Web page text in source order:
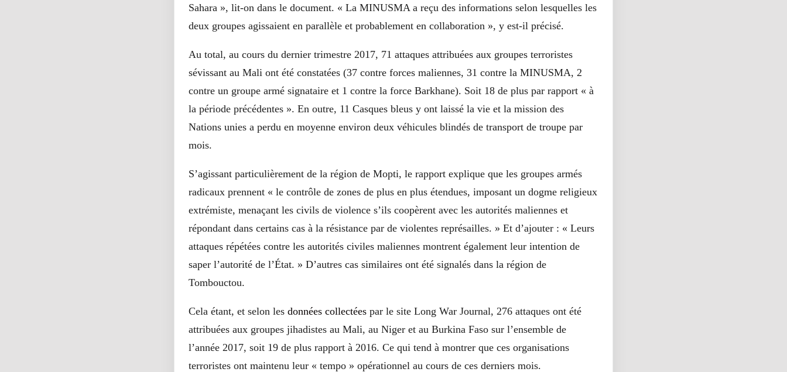
Sahara », lit-on dans le document. « La MINUSMA a reçu des informations selon lesquelles les
deux groupes agissaient en parallèle et probablement en collaboration », y est-il précisé.
Au total, au cours du dernier trimestre 2017, 71 attaques attribuées aux groupes terroristes
sévissant au Mali ont été constatées (37 contre forces maliennes, 31 contre la MINUSMA, 2
contre un groupe armé signataire et 1 contre la force Barkhane). Soit 18 de plus par rapport « à
la période précédentes ». En outre, 11 Casques bleus y ont laissé la vie et la mission des
Nations unies a perdu en moyenne environ deux véhicules blindés de transport de troupe par
mois.
S’agissant particulièrement de la région de Mopti, le rapport explique que les groupes armés
radicaux prennent « le contrôle de zones de plus en plus étendues, imposant un dogme religieux
extrémiste, menaçant les civils de violence s’ils coopèrent avec les autorités maliennes et
répondant dans certains cas à la résistance par de violentes représailles. » Et d’ajouter : « Leurs
attaques répétées contre les autorités civiles maliennes montrent également leur intention de
saper l’autorité de l’État. » D’autres cas similaires ont été signalés dans la région de
Tombouctou.
Cela étant, et selon les données collectées par le site Long War Journal, 276 attaques ont été
attribuées aux groupes jihadistes au Mali, au Niger et au Burkina Faso sur l’ensemble de
l’année 2017, soit 19 de plus rapport à 2016. Ce qui tend à montrer que ces organisations
terroristes ont maintenu leur « tempo » opérationnel au cours de ces derniers mois.